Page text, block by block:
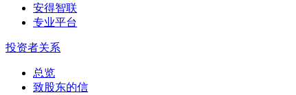
安得智联
专业平台
投资者关系
总览
致股东的信